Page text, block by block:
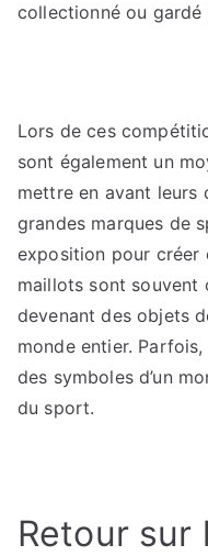
collectionné ou gardé
Lors de ces
sont également un
mettre en avant leurs
grandes marques de
exposition pour créer
maillots sont
devenant des objets
monde entier.
des symboles d’un
du sport.
Retour sur